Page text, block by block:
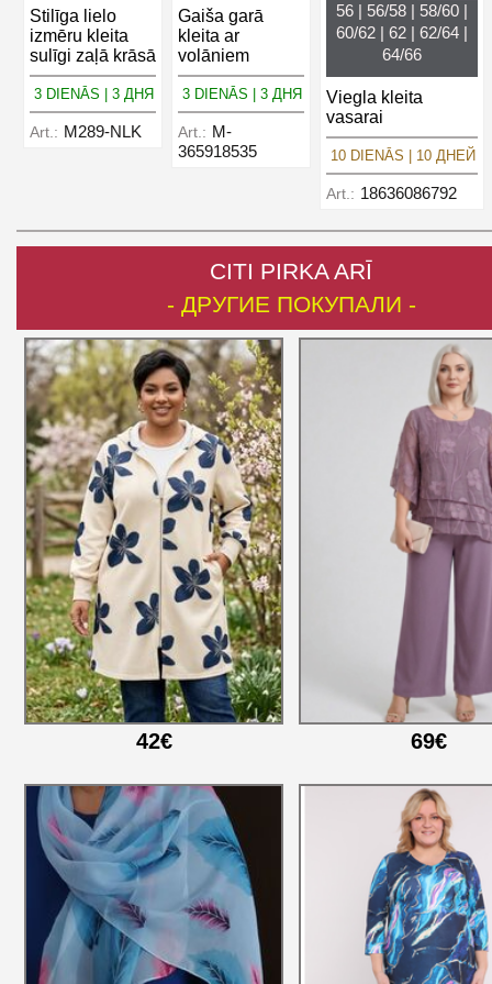
Stilīga lielo
izmēru kleita
sulīgi zaļā krāsā
3 DIENĀS | 3 ДНЯ
Art.: M289-NLK
Gaiša garā
kleita ar
volāniem
3 DIENĀS | 3 ДНЯ
Art.: M-
365918535
56 | 56/58 | 58/60 |
60/62 | 62 | 62/64 |
64/66
Viegla kleita
vasarai
10 DIENĀS | 10 ДНЕЙ
Art.: 18636086792
CITI PIRKA ARĪ
- ДРУГИЕ ПОКУПАЛИ -
42€ 69€